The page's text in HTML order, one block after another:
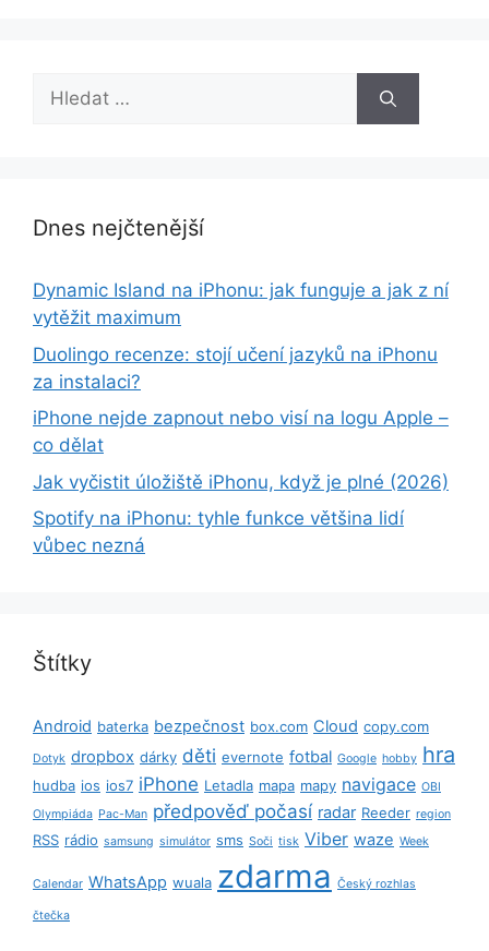
Hledat:
Dnes nejčtenější
Dynamic Island na iPhonu: jak funguje a jak z ní
vytěžit maximum
Duolingo recenze: stojí učení jazyků na iPhonu
za instalaci?
iPhone nejde zapnout nebo visí na logu Apple –
co dělat
Jak vyčistit úložiště iPhonu, když je plné (2026)
Spotify na iPhonu: tyhle funkce většina lidí
vůbec nezná
Štítky
Android baterka bezpečnost box.com Cloud copy.com
Dotyk dropbox dárky děti evernote fotbal Google hobby hra
hudba ios ios7 iPhone Letadla mapa mapy navigace OBI
Olympiáda Pac-Man předpověď počasí radar Reeder region
RSS rádio samsung simulátor sms Soči tisk Viber waze Week
Calendar WhatsApp wuala zdarma Český rozhlas
čtečka